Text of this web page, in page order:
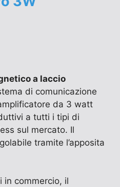
a laccio
di comunicazione
da 3 watt
a tutti i tipi di
sul mercato. Il
tramite l’apposita
in commercio, il